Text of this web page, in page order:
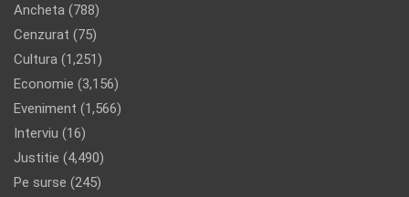
Ancheta (788)
Cenzurat (75)
Cultura (1,251)
Economie (3,156)
Eveniment (1,566)
Interviu (16)
Justitie (4,490)
Pe surse (245)